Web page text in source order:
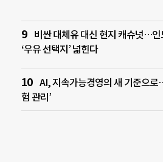
비싼 대체유 대신 현지 캐슈넛…인
‘우유 선택지’ 넓힌다
AI, 지속가능경영의 새 기준으로
험 관리’